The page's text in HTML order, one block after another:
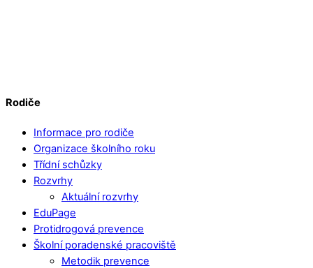
Rodiče
Informace pro rodiče
Organizace školního roku
Třídní schůzky
Rozvrhy
Aktuální rozvrhy
EduPage
Protidrogová prevence
Školní poradenské pracoviště
Metodik prevence